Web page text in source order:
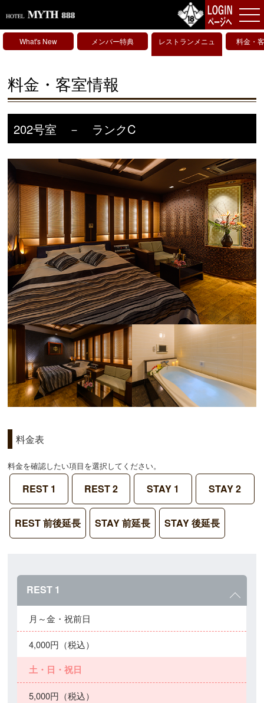
What's New メンバー特典
レストランメニュ
ー
料金・
料金・客室情報
202号室 － ランクC
料金表
料金を確認したい項目を選択してください。
REST 1 REST 2 STAY 1 STAY 2
REST 前後延長 STAY 前延長 STAY 後延長
REST 1
月～金・祝前日
4,000円（税込）
土・日・祝日
5,000円（税込）